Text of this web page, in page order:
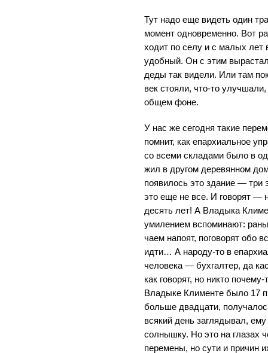
Тут надо еще видеть один
момент одновременно. Вот
ходит по селу и с малых лет
удобный. Он с этим
деды так видели. Или там
век стояли, что-то
общем фоне.
У нас же сегодня такие
помнит, как епархиальное
со всеми складами было в
жил в другом деревянном
появилось это здание — три
это еще не все. И говорят —
десять лет! А Владыка
умилением вспоминают:
чаем напоят, поговорят обо
идти… А народу-то в
человека — бухгалтер, да
как говорят, но никто
Владыке Клименте было 17
больше двадцати,
всякий день заглядывал,
солнышку. Но это на глазах
перемены, но сути и причин